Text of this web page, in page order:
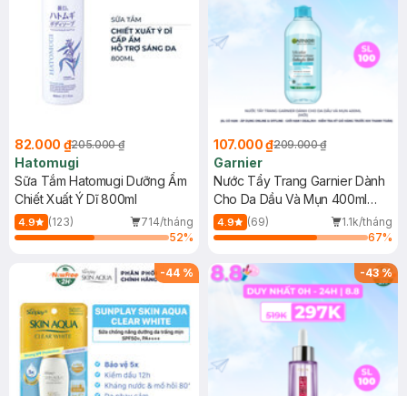
82.000 ₫205.000 ₫
Hatomugi
Sữa Tắm Hatomugi Dưỡng Ẩm
Chiết Xuất Ý Dĩ 800ml
4.9 (123)
714/tháng
52%
107.000 ₫209.000 ₫
Garnier
Nước Tẩy Trang Garnier Dành
Cho Da Dầu Và Mụn 400ml
(Mới)
4.9 (69)
1.1k/tháng
67%
-44 % -43%